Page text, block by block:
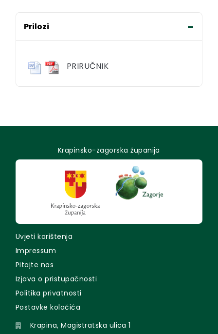
Prilozi
PRIRUČNIK
Krapinsko-zagorska županija
Uvjeti korištenja
Impressum
Pitajte nas
Izjava o pristupačnosti
Politika privatnosti
Postavke kolačića
Krapina, Magistratska ulica 1